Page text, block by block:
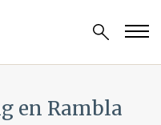
en Rambla